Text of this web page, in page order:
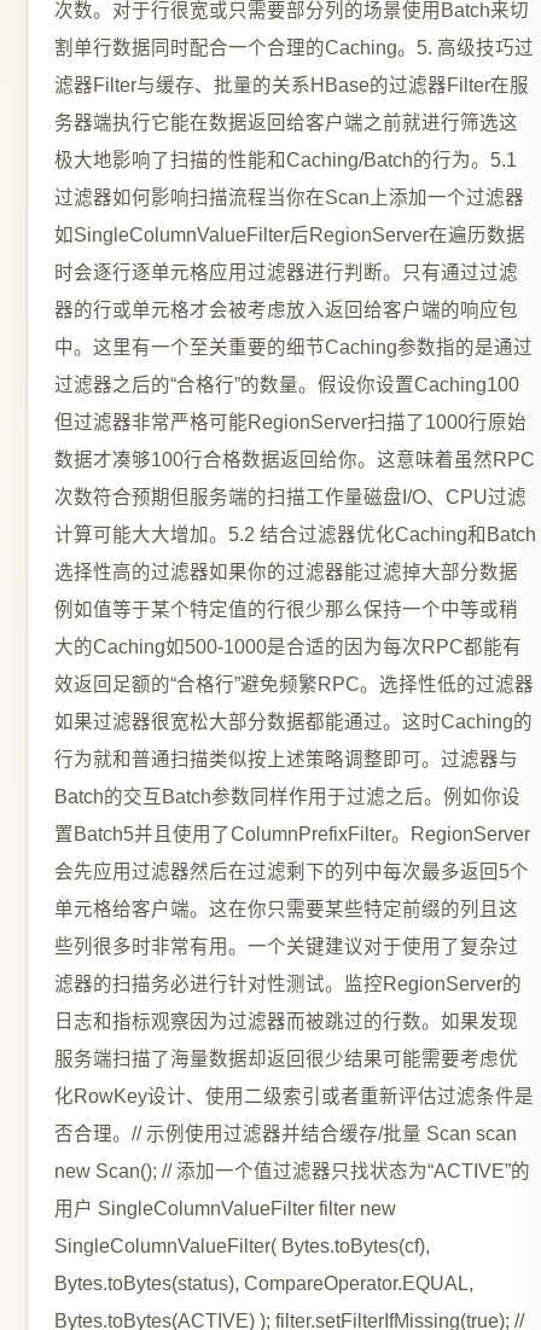
次数。对于行很宽或只需要部分列的场景使用Batch来切
割单行数据同时配合一个合理的Caching。5. 高级技巧过
滤器Filter与缓存、批量的关系HBase的过滤器Filter在服
务器端执行它能在数据返回给客户端之前就进行筛选这
极大地影响了扫描的性能和Caching/Batch的行为。5.1
过滤器如何影响扫描流程当你在Scan上添加一个过滤器
如SingleColumnValueFilter后RegionServer在遍历数据
时会逐行逐单元格应用过滤器进行判断。只有通过过滤
器的行或单元格才会被考虑放入返回给客户端的响应包
中。这里有一个至关重要的细节Caching参数指的是通过
过滤器之后的“合格行”的数量。假设你设置Caching100
但过滤器非常严格可能RegionServer扫描了1000行原始
数据才凑够100行合格数据返回给你。这意味着虽然RPC
次数符合预期但服务端的扫描工作量磁盘I/O、CPU过滤
计算可能大大增加。5.2 结合过滤器优化Caching和Batch
选择性高的过滤器如果你的过滤器能过滤掉大部分数据
例如值等于某个特定值的行很少那么保持一个中等或稍
大的Caching如500-1000是合适的因为每次RPC都能有
效返回足额的“合格行”避免频繁RPC。选择性低的过滤器
如果过滤器很宽松大部分数据都能通过。这时Caching的
行为就和普通扫描类似按上述策略调整即可。过滤器与
Batch的交互Batch参数同样作用于过滤之后。例如你设
置Batch5并且使用了ColumnPrefixFilter。RegionServer
会先应用过滤器然后在过滤剩下的列中每次最多返回5个
单元格给客户端。这在你只需要某些特定前缀的列且这
些列很多时非常有用。一个关键建议对于使用了复杂过
滤器的扫描务必进行针对性测试。监控RegionServer的
日志和指标观察因为过滤器而被跳过的行数。如果发现
服务端扫描了海量数据却返回很少结果可能需要考虑优
化RowKey设计、使用二级索引或者重新评估过滤条件是
否合理。// 示例使用过滤器并结合缓存/批量 Scan scan
new Scan(); // 添加一个值过滤器只找状态为“ACTIVE”的
用户 SingleColumnValueFilter filter new
SingleColumnValueFilter( Bytes.toBytes(cf),
Bytes.toBytes(status), CompareOperator.EQUAL,
Bytes.toBytes(ACTIVE) ); filter.setFilterIfMissing(true); //